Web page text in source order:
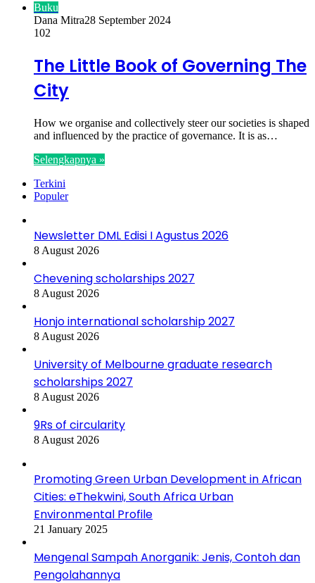
Buku
Dana Mitra28 September 2024
102
The Little Book of Governing The
City
How we organise and collectively steer our societies is shaped
and influenced by the practice of governance. It is as…
Selengkapnya »
Terkini
Populer
Newsletter DML Edisi I Agustus 2026
8 August 2026
Chevening scholarships 2027
8 August 2026
Honjo international scholarship 2027
8 August 2026
University of Melbourne graduate research
scholarships 2027
8 August 2026
9Rs of circularity
8 August 2026
Promoting Green Urban Development in African
Cities: eThekwini, South Africa Urban
Environmental Profile
21 January 2025
Mengenal Sampah Anorganik: Jenis, Contoh dan
Pengolahannya